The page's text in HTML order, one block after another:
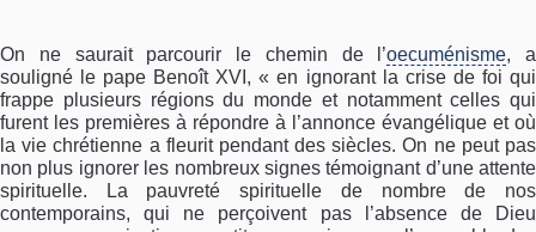
On ne saurait parcourir le chemin de l’oecuménisme, a
souligné le pape Benoît XVI, « en ignorant la crise de foi qui
frappe plusieurs régions du monde et notamment celles qui
furent les premières à répondre à l’annonce évangélique et où
la vie chrétienne a fleurit pendant des siècles. On ne peut pas
non plus ignorer les nombreux signes témoignant d’une attente
spirituelle. La pauvreté spirituelle de nombre de nos
contemporains, qui ne perçoivent pas l’absence de Dieu